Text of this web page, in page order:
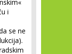
i
se ne